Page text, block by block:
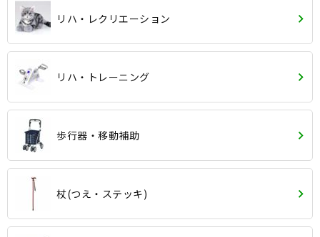
リハ・レクリエーション
リハ・トレーニング
歩行器・移動補助
杖(つえ・ステッキ)